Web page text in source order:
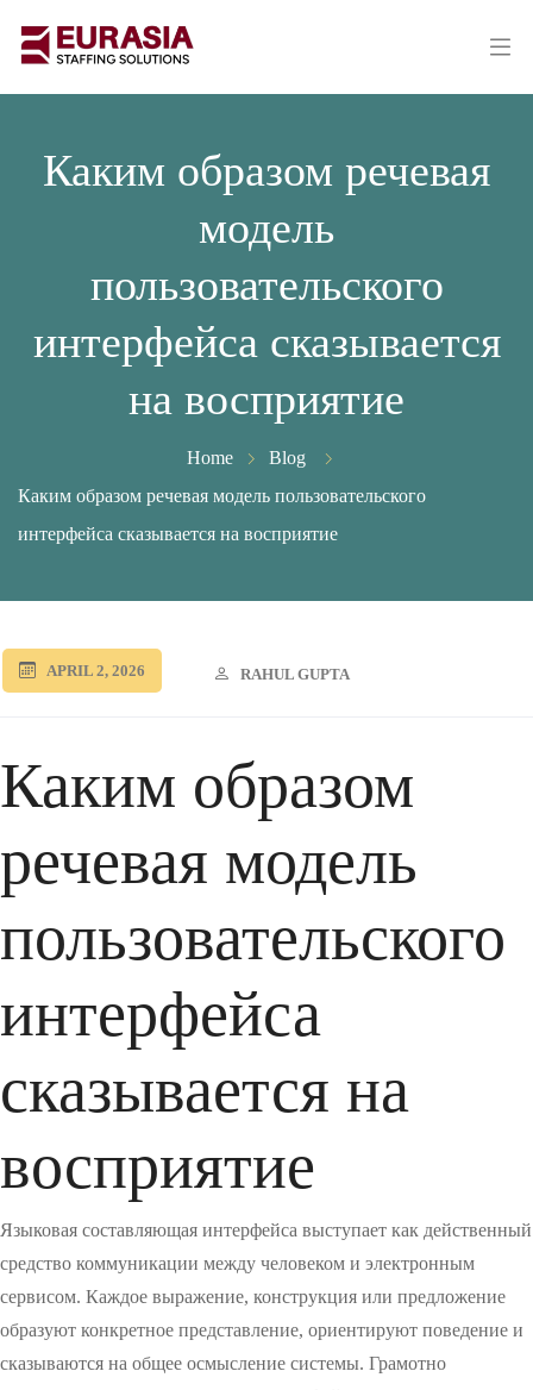
Каким образом речевая
модель
пользовательского
интерфейса сказывается
на восприятие
Home
Blog
Каким образом речевая модель пользовательского
интерфейса сказывается на восприятие
APRIL 2, 2026 RAHUL GUPTA
Каким образом
речевая модель
пользовательского
интерфейса
сказывается на
восприятие
Языковая составляющая интерфейса выступает как действенный
средство коммуникации между человеком и электронным
сервисом. Каждое выражение, конструкция или предложение
образуют конкретное представление, ориентируют поведение и
сказываются на общее осмысление системы. Грамотно